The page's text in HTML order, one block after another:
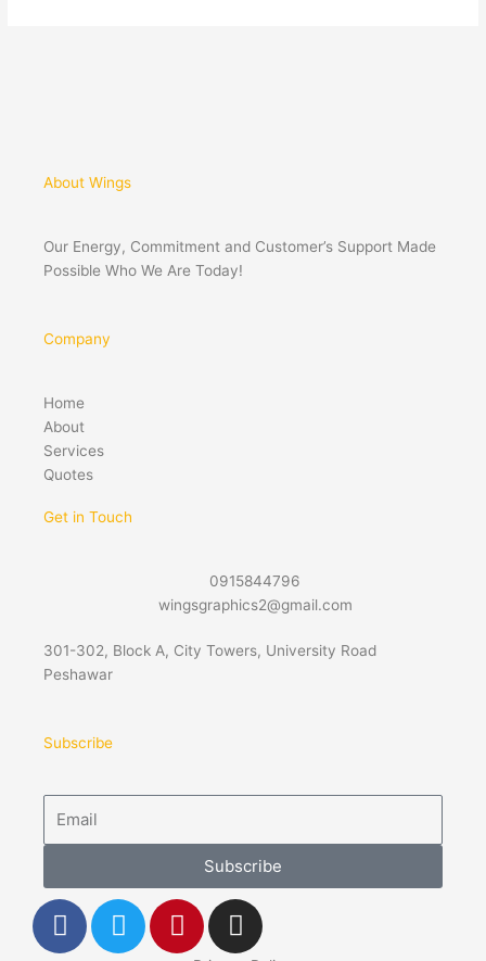
About Wings
Our Energy, Commitment and Customer’s Support Made
Possible Who We Are Today!
Company
Home
About
Services
Quotes
Get in Touch
0915844796
wingsgraphics2@gmail.com
301-302, Block A, City Towers, University Road
Peshawar
Subscribe
Subscribe
F
a
T
w
P
i
I
n